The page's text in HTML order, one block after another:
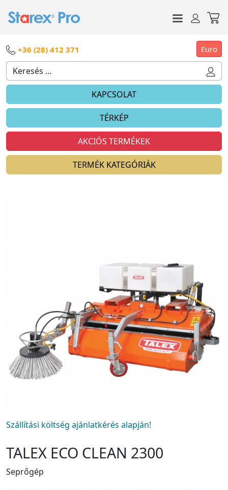
+36 (28) 412 371 Euro
KAPCSOLAT
TÉRKÉP
AKCIÓS TERMÉKEK
TERMÉK KATEGÓRIÁK
Szállítási költség ajánlatkérés alapján!
TALEX ECO CLEAN 2300
Seprőgép